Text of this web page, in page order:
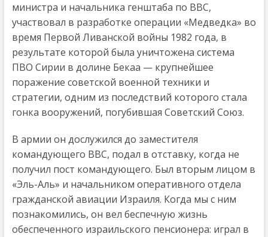
министра и начальника генштаба по ВВС,
участвовал в разработке операции «Медведка» во
время Первой Ливанской войны 1982 года, в
результате которой была уничтожена система
ПВО Сирии в долине Бекаа — крупнейшее
поражение советской военной техники и
стратегии, одним из последствий которого стала
гонка вооружений, погубившая Советский Союз.
В армии он дослужился до заместителя
командующего ВВС, подал в отставку, когда не
получил пост командующего. Был вторым лицом в
«Эль-Аль» и начальником оперативного отдела
гражданской авиации Израиля. Когда мы с ним
познакомились, он вел беспечную жизнь
обеспеченного израильского пенсионера: играл в